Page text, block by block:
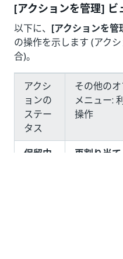
[アクションを管理] ビ
以下に、 [アクションを管
の操作を示します (アク
合)。
アクシ
ョンの
ステー
タス
その他の
メニュー:
操作
保留中
再割り当て